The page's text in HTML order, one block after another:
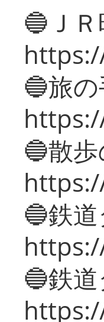
🔵Ｊ
🔵旅
🔵散
🔵鉄
🔵鉄